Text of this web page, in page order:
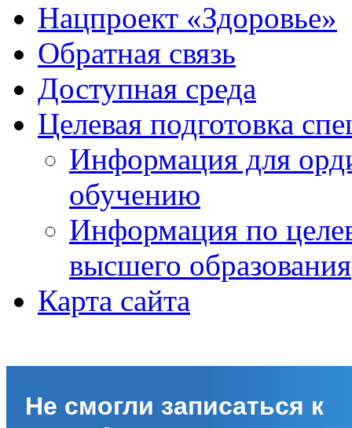
Нацпроект «Здоровье»
Обратная связь
Доступная среда
Целевая подготовка
Информация для
обучению
Информация по
высшего образования
Карта сайта
Не смогли записаться к